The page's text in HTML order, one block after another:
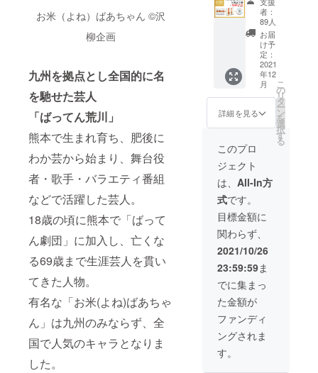
お米（よね）ばあちゃん ©︎沢
柳企画
九州を拠点とし全国的に名
を馳せた芸人
「ばってん荒川」
熊本で生まれ育ち、肥後に
わか芸から始まり、舞台役
者・歌手・バラエティ番組
などで活躍した芸人。
18歳の頃に熊本で「ばって
ん劇団」に加入し、亡くな
る69歳まで生涯芸人を貫い
てきた人物。
有名な「お米(よね)ばあちゃ
ん」は九州のみならず、全
国で人気のキャラとなりま
した。
けしま
す。
２セッ
トにプ
ラスし
て、喜
劇芸人
ばって
ん荒川
が映像
で蘇
る！ ・
特別
組)×2
セット
・特別
雑誌×2
冊 ・特
別
DVD×1
枚(60分
程度) ※
当時の
公演、
出演
シーン
の映像
DVD を
お届け
しま
す。
者：
89人
お届
け予
定：
2021
年12
月
詳細を見る
こ
の
リ
タ
ー
ン
を
選
択
す
る
このプロ
ジェクト
は、 All-In方
式です。
目標金額に
関わらず、
2021/10/26
23:59:59ま
でに集まっ
た金額が
ファンディ
ングされま
す。